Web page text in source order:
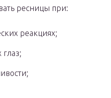
ресницы при:
реакциях;